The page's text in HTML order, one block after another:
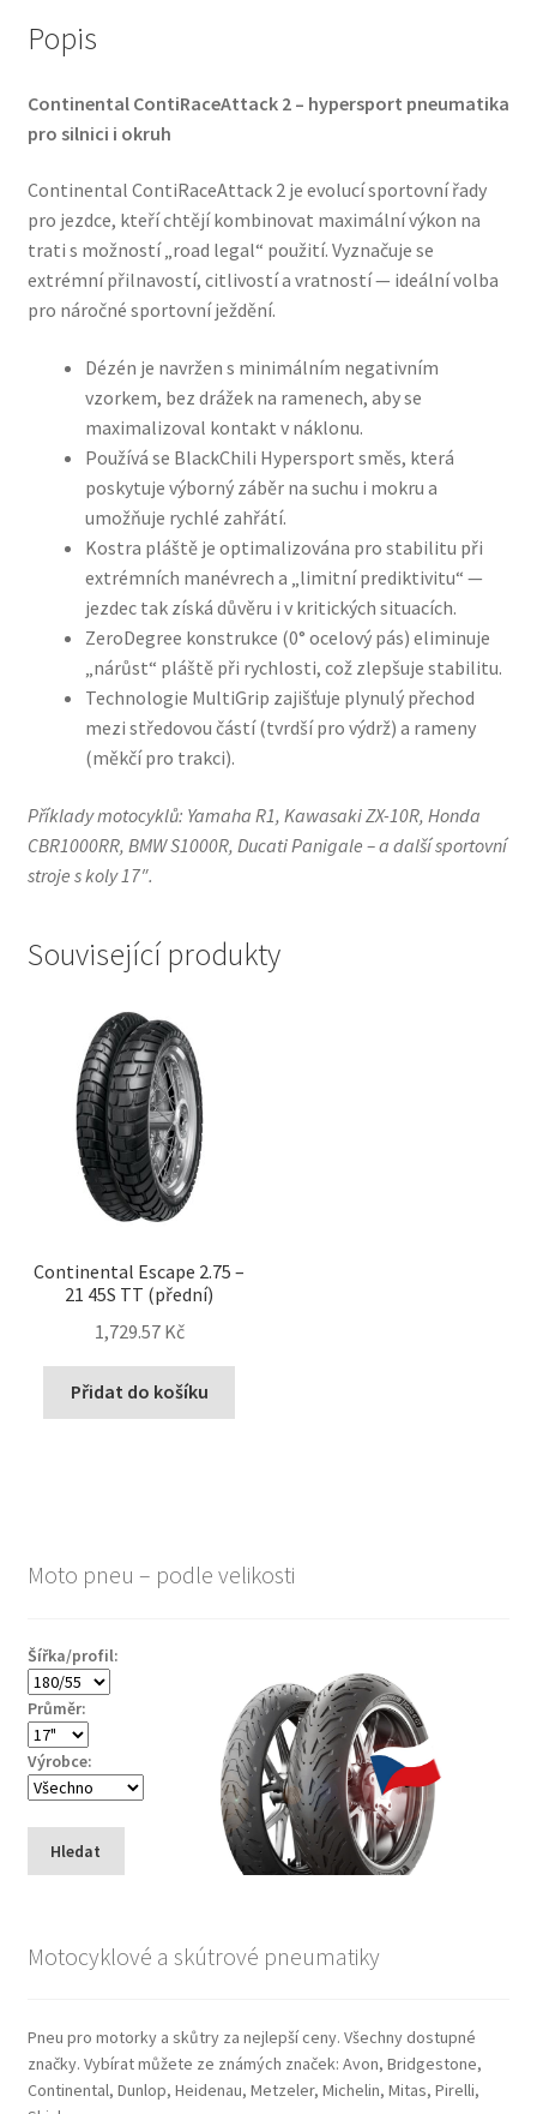
Popis
Continental ContiRaceAttack 2 – hypersport pneumatika
pro silnici i okruh
Continental ContiRaceAttack 2 je evolucí sportovní řady
pro jezdce, kteří chtějí kombinovat maximální výkon na
trati s možností „road legal“ použití. Vyznačuje se
extrémní přilnavostí, citlivostí a vratností — ideální volba
pro náročné sportovní ježdění.
Dézén je navržen s minimálním negativním
vzorkem, bez drážek na ramenech, aby se
maximalizoval kontakt v náklonu.
Používá se BlackChili Hypersport směs, která
poskytuje výborný záběr na suchu i mokru a
umožňuje rychlé zahřátí.
Kostra pláště je optimalizována pro stabilitu při
extrémních manévrech a „limitní prediktivitu“ —
jezdec tak získá důvěru i v kritických situacích.
ZeroDegree konstrukce (0° ocelový pás) eliminuje
„nárůst“ pláště při rychlosti, což zlepšuje stabilitu.
Technologie MultiGrip zajišťuje plynulý přechod
mezi středovou částí (tvrdší pro výdrž) a rameny
(měkčí pro trakci).
Příklady motocyklů: Yamaha R1, Kawasaki ZX-10R, Honda
CBR1000RR, BMW S1000R, Ducati Panigale – a další sportovní
stroje s koly 17″.
Související produkty
Continental Escape 2.75 –
21 45S TT (přední)
1,729.57 Kč
Přidat do košíku
Moto pneu – podle velikosti
Šířka/profil:
Průměr:
Výrobce:
Hledat
Motocyklové a skútrové pneumatiky
Pneu pro motorky a skůtry za nejlepší ceny. Všechny dostupné
značky. Vybírat můžete ze známých značek: Avon, Bridgestone,
Continental, Dunlop, Heidenau, Metzeler, Michelin, Mitas, Pirelli,